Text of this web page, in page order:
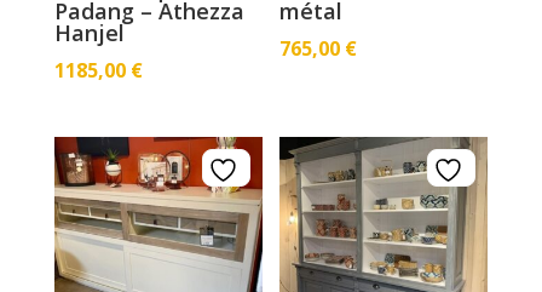
Padang – Athezza
Hanjel
1185,00 €
métal
765,00 €